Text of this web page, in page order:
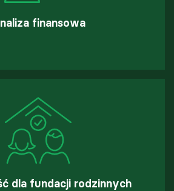
finansowa
dla fundacji rodzinnych